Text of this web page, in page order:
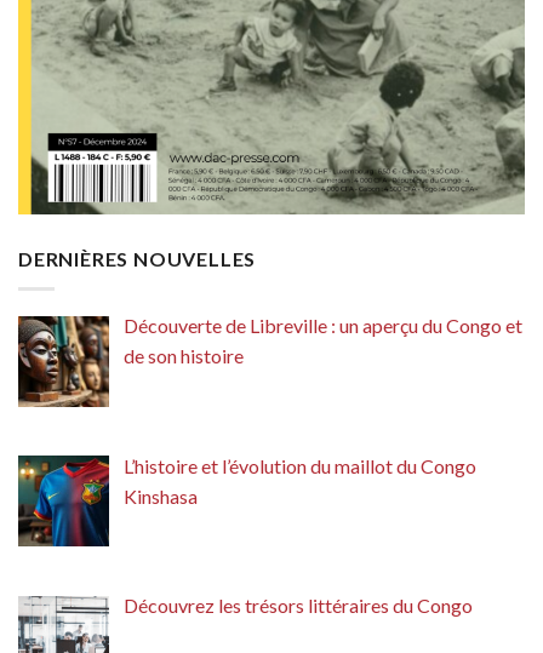
DERNIÈRES NOUVELLES
Découverte de Libreville : un aperçu du Congo et
de son histoire
L’histoire et l’évolution du maillot du Congo
Kinshasa
Découvrez les trésors littéraires du Congo